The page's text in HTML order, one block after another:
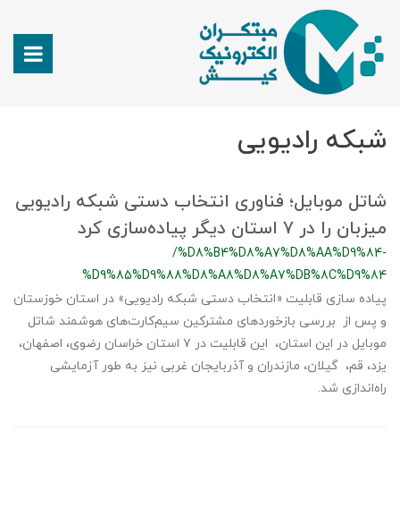
شبکه رادیویی
شاتل موبایل؛ فناوری انتخاب دستی شبکه رادیویی
میزبان را در ۷ استان دیگر پیاده‌سازی کرد
/%D8%B4%D8%A7%D8%AA%D9%84-
%D9%85%D9%88%D8%A8%D8%A7%DB%8C%D9%84
پیاده سازی قابلیت «انتخاب دستی شبکه رادیویی» در استان خوزستان
و پس از بررسی بازخوردهای مشترکین سیم‌کارت‌های هوشمند شاتل
موبایل در این استان، این قابلیت در ۷ استان خراسان رضوی، اصفهان،
یزد، قم، گیلان، مازندران و آذربایجان غربی نیز به طور آزمایشی
راه‌اندازی شد.